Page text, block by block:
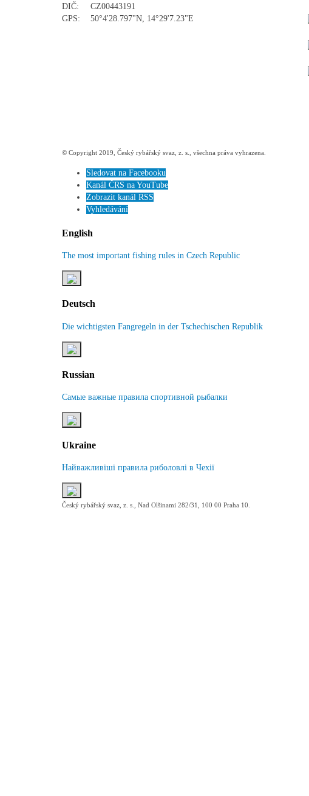
DIČ:
CZ00443191
GPS:
50°4'28.797"N, 14°29'7.23"E
© Copyright 2019, Český rybářský svaz, z. s., všechna práva vyhrazena.
Sledovat na Facebooku
Kanál ČRS na YouTube
Zobrazit kanál RSS
Vyhledávání
English
The most important fishing rules in Czech Republic
Deutsch
Die wichtigsten Fangregeln in der Tschechischen Republik
Russian
Самые важные правила спортивной рыбалки
Ukraine
Найважливіші правила риболовлі в Чехії
Český rybářský svaz, z. s., Nad Olšinami 282/31, 100 00 Praha 10.